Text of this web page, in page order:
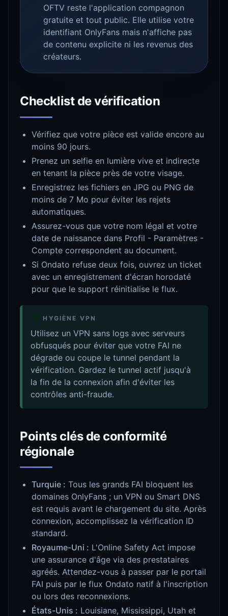
OFTV reste l'application compagnon
gratuite et tout public. Elle utilise votre
identifiant OnlyFans mais n'affiche pas
de contenu explicite ni les revenus des
créateurs.
Checklist de vérification
Vérifiez que votre pièce est valide encore au
moins 90 jours.
Prenez un selfie en lumière vive et indirecte
en tenant la pièce près de votre visage.
Enregistrez les fichiers en JPG ou PNG de
moins de 7 Mo pour éviter les rejets
automatiques.
Assurez-vous que votre nom légal et votre
date de naissance dans Profil - Paramètres -
Compte correspondent au document.
Si Ondato refuse deux fois, ouvrez un ticket
avec un enregistrement d'écran horodaté
pour que le support réinitialise le flux.
HYGIÈNE VPN
Utilisez un VPN sans logs avec serveurs
obfusqués pour éviter que votre FAI ne
dégrade ou coupe le tunnel pendant la
vérification. Gardez le tunnel actif jusqu'à
la fin de la connexion afin d'éviter les
contrôles anti-fraude.
Points clés de conformité
régionale
Turquie : Tous les grands FAI bloquent les
domaines OnlyFans ; un VPN ou Smart DNS
est requis avant le chargement du site. Après
connexion, accomplissez la vérification ID
standard.
Royaume-Uni : L'Online Safety Act impose
une assurance d'âge via des prestataires
agréés. Attendez-vous à passer par le portail
FAI puis par le flux Ondato natif à l'inscription
ou lors des reconnexions.
États-Unis : Louisiane, Mississippi, Utah et